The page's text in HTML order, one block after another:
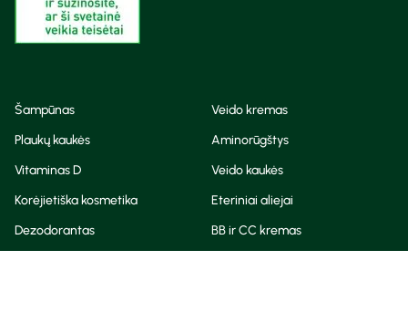
Šampūnas
Veido kremas
Plaukų kaukės
Aminorūgštys
Vitaminas D
Veido kaukės
Korėjietiška kosmetika
Eteriniai aliejai
Dezodorantas
BB ir CC kremas